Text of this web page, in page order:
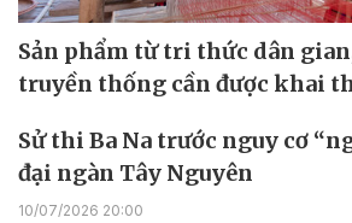
Sản phẩm từ tri thức dân
truyền thống cần được khai
Sử thi Ba Na trước nguy cơ
đại ngàn Tây Nguyên
10/07/2026 20:00